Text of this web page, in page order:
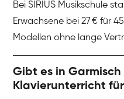
Bei SIRIUS Musikschule
Erwachsene bei 27 € für
Modellen ohne lange
Gibt es in
Klavierunterricht